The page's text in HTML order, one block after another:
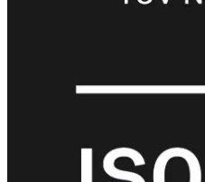
Fi
30G FortiWiFi
31G FortiWiFi